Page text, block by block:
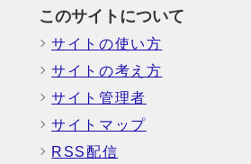
このサイトについて
サイトの使い方
サイトの考え方
サイト管理者
サイトマップ
RSS配信